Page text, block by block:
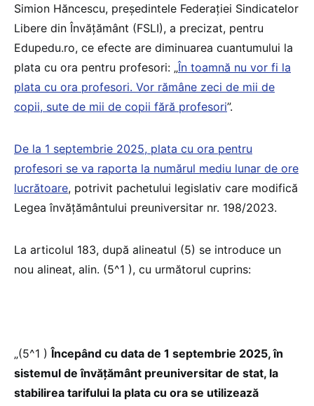
Simion Hăncescu, președintele Federației Sindicatelor
Libere din Învățământ (FSLI), a precizat, pentru
Edupedu.ro, ce efecte are diminuarea cuantumului la
plata cu ora pentru profesori: „În toamnă nu vor fi la
plata cu ora profesori. Vor rămâne zeci de mii de
copii, sute de mii de copii fără profesori”.
De la 1 septembrie 2025, plata cu ora pentru
profesori se va raporta la numărul mediu lunar de ore
lucrătoare, potrivit pachetului legislativ care modifică
Legea învățământului preuniversitar nr. 198/2023.
La articolul 183, după alineatul (5) se introduce un
nou alineat, alin. (5^1 ), cu următorul cuprins:
„(5^1 )Începând cu data de 1 septembrie 2025, în
sistemul de învățământ preuniversitar de stat, la
stabilirea tarifului la plata cu ora se utilizează